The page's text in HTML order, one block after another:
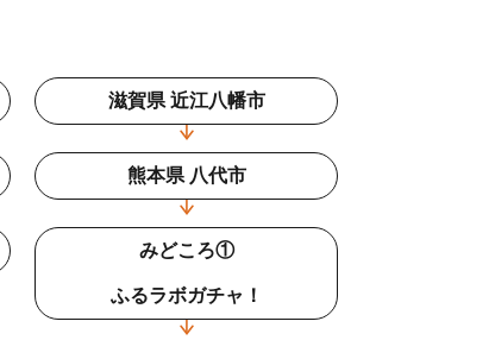
滋賀県 近江八幡市
熊本県 八代市
みどころ①
ふるラボガチャ！